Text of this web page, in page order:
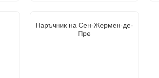
Наръчник на Сен-Жермен-де-
Пре